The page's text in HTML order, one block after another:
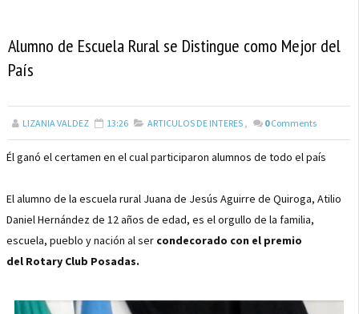
Alumno de Escuela Rural se Distingue como Mejor del
País
LIZANIA VALDEZ 13:26 ARTICULOS DE INTERES , 0 Comments
Él ganó el certamen en el cual participaron alumnos de todo el país
El alumno de la escuela rural Juana de Jesús Aguirre de Quiroga, Atilio
Daniel Hernández de 12 años de edad, es el orgullo de la familia,
escuela, pueblo y nación al ser condecorado con el premio
del Rotary Club Posadas.